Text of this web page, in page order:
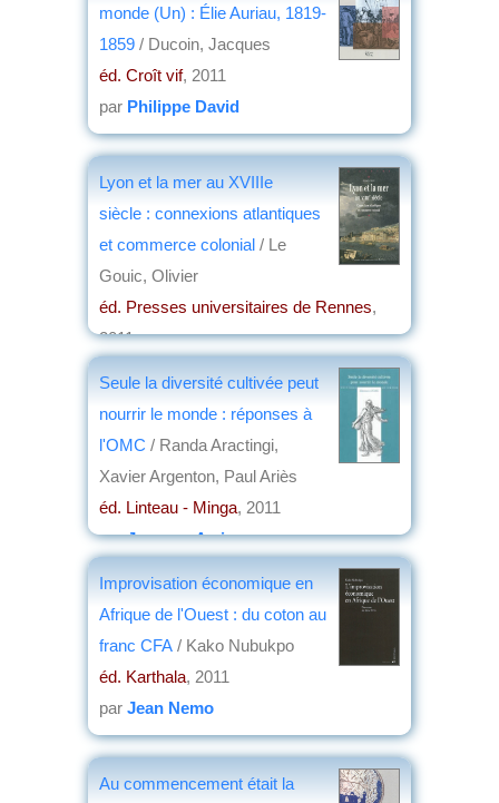
monde (Un) : Élie Auriau, 1819-
1859 / Ducoin, Jacques
éd. Croît vif, 2011
par Philippe David
Lyon et la mer au XVIIIe
siècle : connexions atlantiques
et commerce colonial / Le
Gouic, Olivier
éd. Presses universitaires de Rennes,
2011
Seule la diversité cultivée peut
nourrir le monde : réponses à
l'OMC / Randa Aractingi,
Xavier Argenton, Paul Ariès
éd. Linteau - Minga, 2011
parJacques Arrignon
Improvisation économique en
Afrique de l'Ouest : du coton au
franc CFA / Kako Nubukpo
éd. Karthala, 2011
par Jean Nemo
Au commencement était la